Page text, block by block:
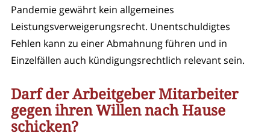
Pandemie gewährt kein allgemeines
Leistungsverweigerungsrecht. Unentschuldigtes
Fehlen kann zu einer Abmahnung führen und in
Einzelfällen auch kündigungsrechtlich relevant sein.
Darf der Arbeitgeber Mitarbeiter
gegen ihren Willen nach Hause
schicken?